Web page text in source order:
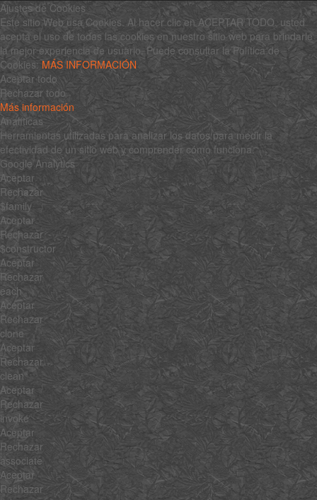
Ajustes de Cookies
Este sitio Web usa Cookies. Al hacer clic en ACEPTAR TODO, usted
acepta el uso de todas las cookies en nuestro sitio web para brindarle
la mejor experiencia de usuario. Puede consultar la Política de
Cookies:MÁS INFORMACIÓN
Aceptar todo
Rechazar todo
Más información
Analíticas
Herramientas utilizadas para analizar los datos para medir la
efectividad de un sitio web y comprender cómo funciona.
Google Analytics
Aceptar
Rechazar
$family
Aceptar
Rechazar
$constructor
Aceptar
Rechazar
each
Aceptar
Rechazar
clone
Aceptar
Rechazar
clean
Aceptar
Rechazar
invoke
Aceptar
Rechazar
associate
Aceptar
Rechazar